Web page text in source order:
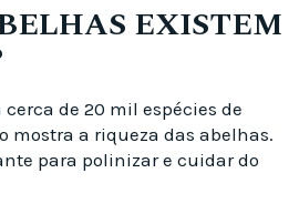
EXISTEM
de 20 mil espécies de
mostra a riqueza das abelhas.
para polinizar e cuidar do